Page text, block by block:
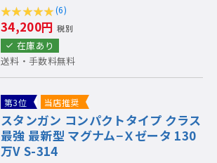
(6)
34,200円 税別
在庫あり
送料・手数料無料
第3位 当店推奨
スタンガン コンパクトタイプ クラス
最強 最新型 マグナム−Ｘゼータ 130
万V S-314